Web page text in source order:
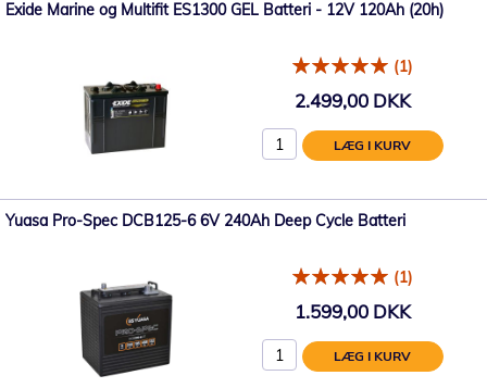
Exide Marine og Multifit ES1300 GEL Batteri - 12V 120Ah (20h)
(1)
2.499,00 DKK
LÆG I KURV
Yuasa Pro-Spec DCB125-6 6V 240Ah Deep Cycle Batteri
(1)
1.599,00 DKK
LÆG I KURV